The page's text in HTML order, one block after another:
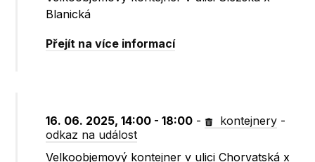
Blanická
Přejít na více informací
16. 06. 2025, 14:00 - 18:00 - kontejnery -
odkaz na událost
Velkoobjemový kontejner v ulici Chorvatská x